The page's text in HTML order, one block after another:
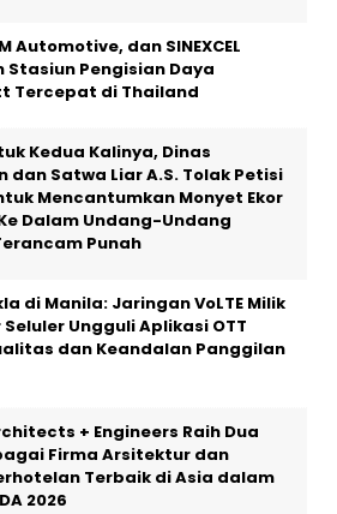
Automotive, dan SINEXCEL
Stasiun Pengisian Daya
Tercepat di Thailand
Kedua Kalinya, Dinas
dan Satwa Liar A.S. Tolak Petisi
Mencantumkan Monyet Ekor
Dalam Undang-Undang
Punah
di Manila: Jaringan VoLTE Milik
Ungguli Aplikasi OTT
dan Keandalan Panggilan
+ Engineers Raih Dua
Firma Arsitektur dan
Terbaik di Asia dalam
2026